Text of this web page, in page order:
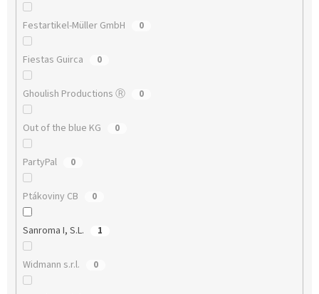
Festartikel-Müller GmbH 0
Fiestas Guirca 0
Ghoulish Productions Ⓡ 0
Out of the blue KG 0
PartyPal 0
Ptákoviny CB 0
Sanroma I, S.L. 1
Widmann s.r.l. 0